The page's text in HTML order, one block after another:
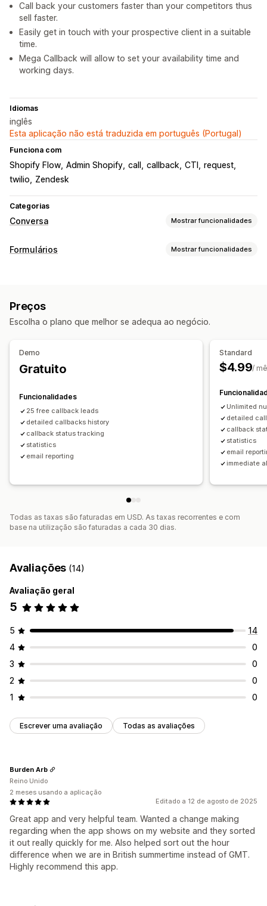
Call back your customers faster than your competitors thus
sell faster.
Easily get in touch with your prospective client in a suitable
time.
Mega Callback will allow to set your availability time and
working days.
Idiomas
inglês
Esta aplicação não está traduzida em português (Portugal)
Funciona com
Shopify Flow Admin Shopify call callback CTI
request
twilio
Zendesk
Categorias
Conversa Mostrar funcionalidades
Mensagens em tempo real
Cor e tipo de letra
Formulários Mostrar funcionalidades
Personalização
Gestão de dados
Dashboard Rastreio do estado Análise de dados
Preços
Escolha o plano que melhor se adequa ao negócio.
Demo
Gratuito
Funcionalidades
25 free callback leads
detailed callbacks history
callback status tracking
statistics
email reporting
Standard
$4.99/
Unlimited
detailed
callback
statistics
email
immediate
Todas as taxas são faturadas em USD. As taxas recorrentes e com
base na utilização são faturadas a cada 30 dias.
Avaliações (14)
Avaliação geral
5
5
14
4
0
3
0
2
0
1
0
Escrever uma avaliação Todas as avaliações
Editado a 12 de agosto de 2025
Great app and very helpful team. Wanted a change making
regarding when the app shows on my website and they sorted
it out really quickly for me. Also helped sort out the hour
difference when we are in British summertime instead of GMT.
Highly recommend this app.
Burden Arb
Reino Unido
2 meses usando a aplicação